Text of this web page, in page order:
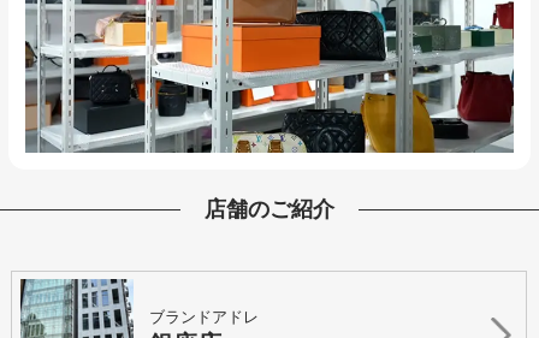
店舗のご紹介
ブランドアドレ